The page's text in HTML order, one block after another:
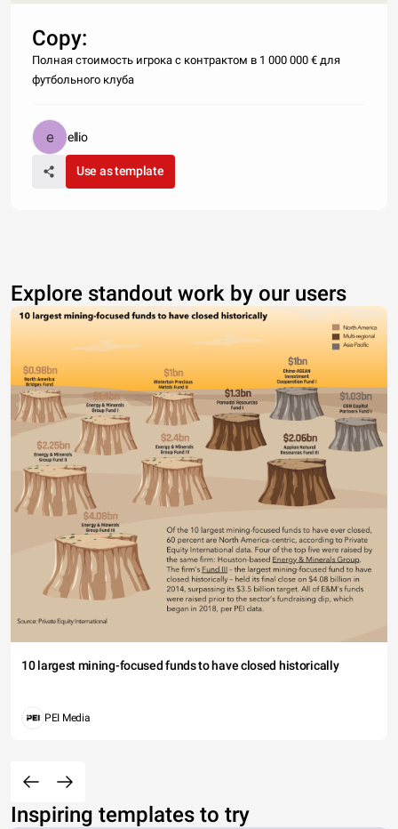
Copy:
Полная стоимость игрока с контрактом в 1 000 000 € для
футбольного клуба
ellio
Use as template
Explore standout work by our users
10 largest mining-focused funds to have closed historically
PEI Media
Inspiring templates to try